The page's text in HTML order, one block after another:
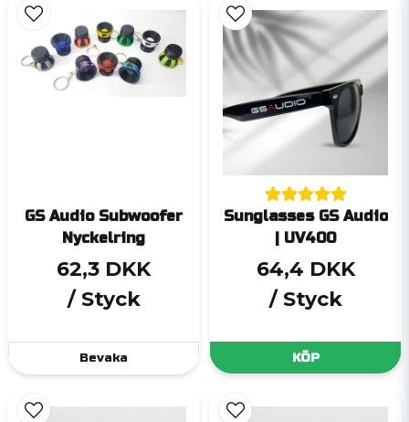
GS Audio Subwoofer
Nyckelring
62,3 DKK
/ Styck
Bevaka
Sunglasses GS Audio
| UV400
64,4 DKK
/ Styck
KÖP